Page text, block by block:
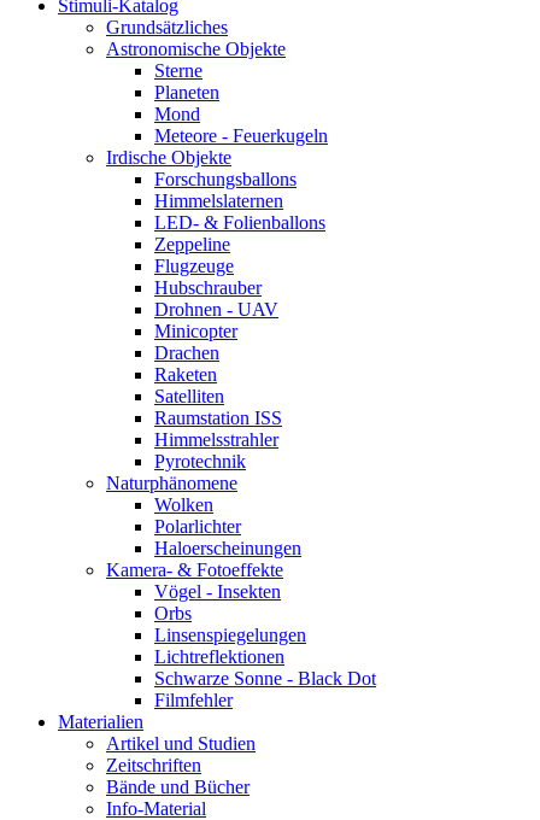
Stimuli-Katalog
Grundsätzliches
Astronomische Objekte
Sterne
Planeten
Mond
Meteore - Feuerkugeln
Irdische Objekte
Forschungsballons
Himmelslaternen
LED- & Folienballons
Zeppeline
Flugzeuge
Hubschrauber
Drohnen - UAV
Minicopter
Drachen
Raketen
Satelliten
Raumstation ISS
Himmelsstrahler
Pyrotechnik
Naturphänomene
Wolken
Polarlichter
Haloerscheinungen
Kamera- & Fotoeffekte
Vögel - Insekten
Orbs
Linsenspiegelungen
Lichtreflektionen
Schwarze Sonne - Black Dot
Filmfehler
Materialien
Artikel und Studien
Zeitschriften
Bände und Bücher
Info-Material